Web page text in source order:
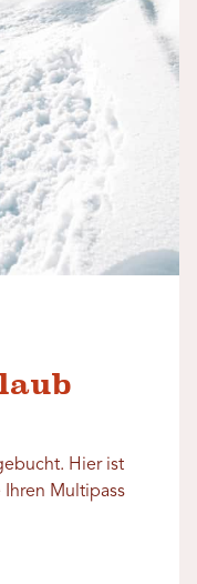
Hier ist
Ihren Multipass